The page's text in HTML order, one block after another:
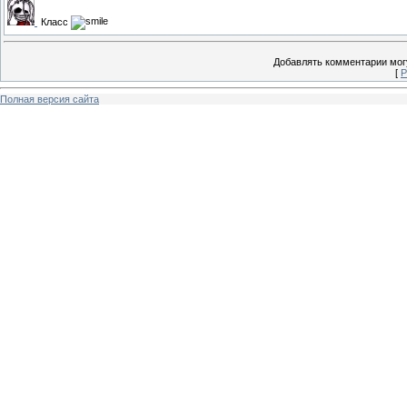
Класс
Добавлять комментарии
[
Полная версия сайта